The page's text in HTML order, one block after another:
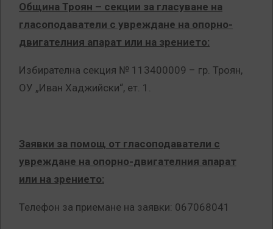
Община Троян – секции за гласуване на
гласоподаватели с увреждане на опорно-
двигателния апарат или на зрението:
Избирателна секция № 113400009 – гр. Троян,
ОУ „Иван Хаджийски“, ет. 1.
Заявки за помощ от гласоподаватели с
увреждане на опорно-двигателния апарат
или на зрението:
Телефон за приемане на заявки: 067068041